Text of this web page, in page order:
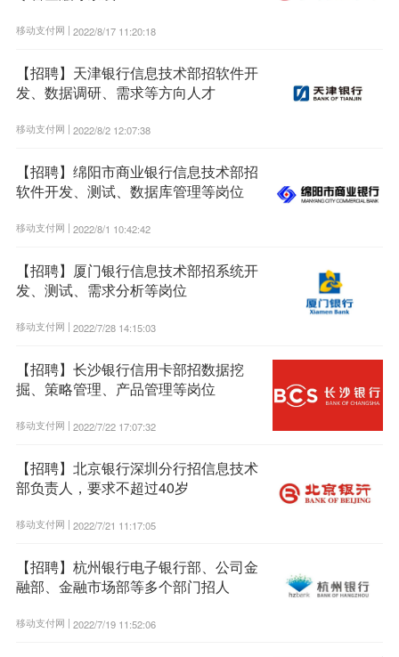
移动支付网 | 2022/8/17 11:20:18
【招聘】天津银行信息技术部招软件开
发、数据调研、需求等方向人才
移动支付网 | 2022/8/2 12:07:38
【招聘】绵阳市商业银行信息技术部招
软件开发、测试、数据库管理等岗位
移动支付网 | 2022/8/1 10:42:42
【招聘】厦门银行信息技术部招系统开
发、测试、需求分析等岗位
移动支付网 | 2022/7/28 14:15:03
【招聘】长沙银行信用卡部招数据挖
掘、策略管理、产品管理等岗位
移动支付网 | 2022/7/22 17:07:32
【招聘】北京银行深圳分行招信息技术
部负责人，要求不超过40岁
移动支付网 | 2022/7/21 11:17:05
【招聘】杭州银行电子银行部、公司金
融部、金融市场部等多个部门招人
移动支付网 | 2022/7/19 11:52:06